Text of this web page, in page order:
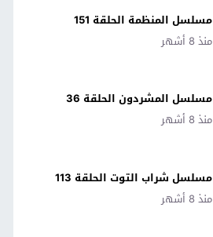
مسلسل المنظمة الحلقة 151
منذ 8 أشهر
مسلسل المشردون الحلقة 36
منذ 8 أشهر
مسلسل شراب التوت الحلقة 113
منذ 8 أشهر